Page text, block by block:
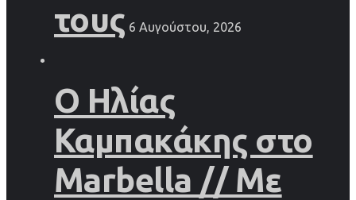
τους 6 Αυγούστου, 2026
Ο Ηλίας
Καμπακάκης στο
Marbella // Με